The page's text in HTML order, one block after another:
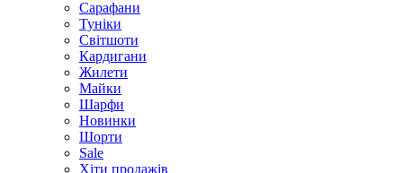
Сарафани
Туніки
Світшоти
Кардигани
Жилети
Майки
Шарфи
Новинки
Шорти
Sale
Хіти продажів